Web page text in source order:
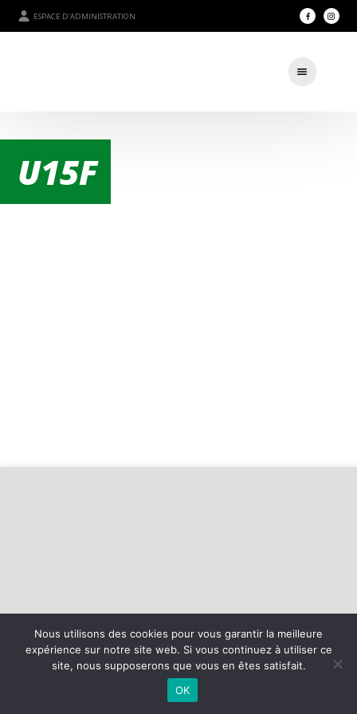
ESPACE D'ADMINISTRATION
U15F
©2026 - CS Faverges Basket | Site internet réalisé par
MENTIONS LÉGALES
Nous utilisons des cookies pour vous garantir la meilleure
expérience sur notre site web. Si vous continuez à utiliser ce
site, nous supposerons que vous en êtes satisfait.
OK